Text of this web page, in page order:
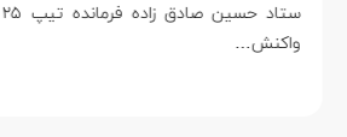
ستاد حسین صادق زاده فرمانده تیپ ۲۵
واکنش…